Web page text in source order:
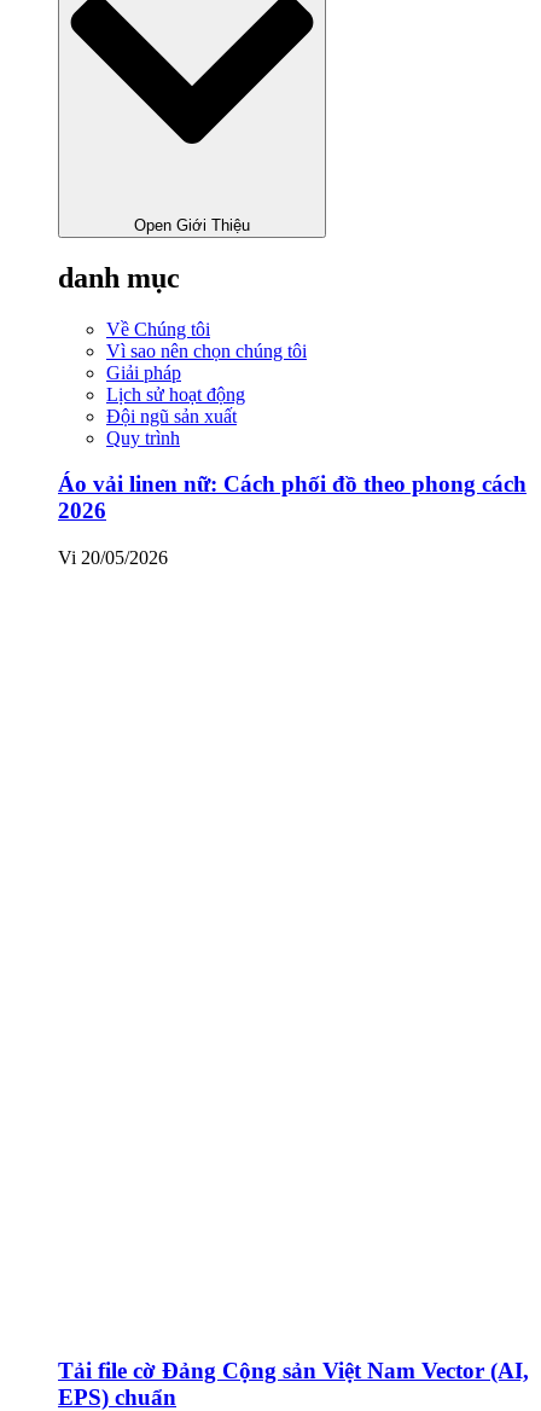
Open Giới Thiệu
danh mục
Về Chúng tôi
Vì sao nên chọn chúng tôi
Giải pháp
Lịch sử hoạt động
Đội ngũ sản xuất
Quy trình
Áo vải linen nữ: Cách phối đồ theo phong cách
2026
Vi 20/05/2026
Tải file cờ Đảng Cộng sản Việt Nam Vector (AI,
EPS) chuẩn